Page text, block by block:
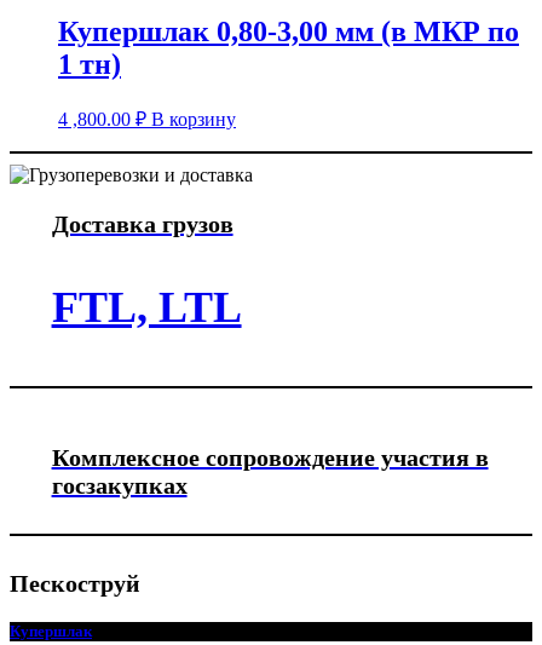
Купершлак 0,80-3,00 мм (в МКР по
1 тн)
4 ,800.00 ₽ В корзину
Доставка грузов
FTL, LTL
Комплексное сопровождение участия в
госзакупках
Пескоструй
Купершлак